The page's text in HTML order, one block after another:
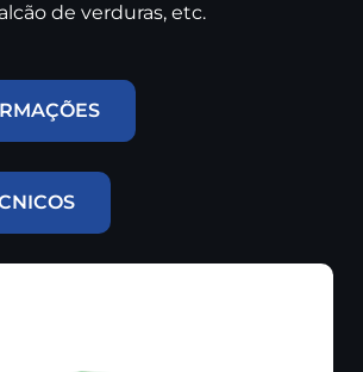
de verduras, etc.